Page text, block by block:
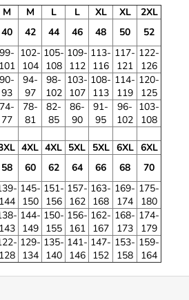
M M L L XL XL
2XL
40 42 44 46 48 50
52
99-
101
102-
104
105-
108
109-
112
113-
116
117-
121
122-
126
90-
93
94-
97
98-
102
103-
107
108-
113
114-
119
120-
125
74-
77
78-
81
82-
85
86-
90
91-
95
96-
102
103-
108
4XL 4XL 5XL 5XL 6XL 6XL
58 60 62 64 66 68
70
144
145-
150
151-
156
157-
162
163-
168
169-
174
175-
180
143
144-
149
150-
155
156-
161
162-
167
168-
173
174-
179
128
129-
134
135-
140
141-
146
147-
152
153-
158
159-
164